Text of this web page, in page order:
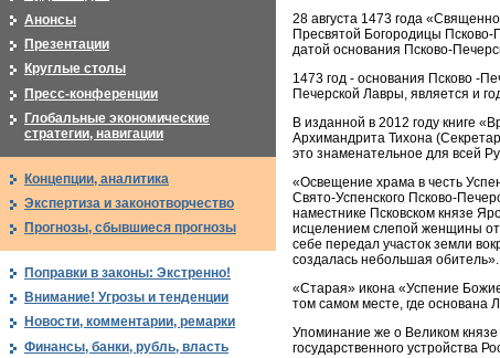
28 августа 1473 года
Пресвятой Богородицы Псково-
датой основания Псково-
1473 год - основания Псково -
Печерской Лавры, является и
В изданной в 2012 году книге
Архимандрита Тихона
это знаменательное для всей
«Освещение храма в честь
Свято-Успенского Псково-
наместнике Псковском князе
исцелением слепой женщины
себе передал участок земли
создалась небольшая обитель».
«Старая» икона «Успение
том самом месте, где основана
Упоминание же о Великом князе
государственного устройства
Анонсы
Презентации
Круглые столы
Пресс-конференции
Глобальные экономические
стратегии, навигации
Концепции, аналитика
Экспертиза и законотворчество
Прогнозы, сбывшиеся прогнозы
Поправки в законы: Экстренно!
Внимание! Угрозы и тенденции
Новости, комментарии, ремарки
Финансы, банки, рубль, власть